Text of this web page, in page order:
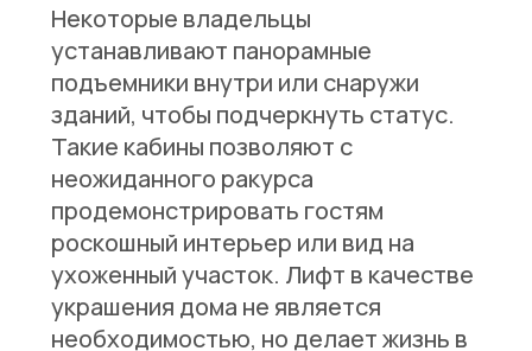
Некоторые владельцы
устанавливают панорамные
подъемники внутри или снаружи
зданий, чтобы подчеркнуть статус.
Такие кабины позволяют с
неожиданного ракурса
продемонстрировать гостям
роскошный интерьер или вид на
ухоженный участок. Лифт в качестве
украшения дома не является
необходимостью, но делает жизнь в